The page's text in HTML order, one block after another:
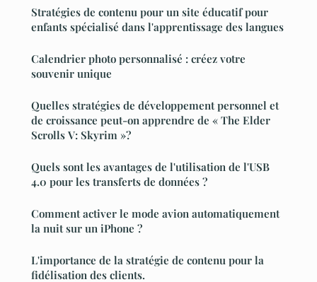
Stratégies de contenu pour un site éducatif pour
enfants spécialisé dans l'apprentissage des langues
Calendrier photo personnalisé : créez votre
souvenir unique
Quelles stratégies de développement personnel et
de croissance peut-on apprendre de « The Elder
Scrolls V: Skyrim »?
Quels sont les avantages de l'utilisation de l'USB
4.0 pour les transferts de données ?
Comment activer le mode avion automatiquement
la nuit sur un iPhone ?
L'importance de la stratégie de contenu pour la
fidélisation des clients.